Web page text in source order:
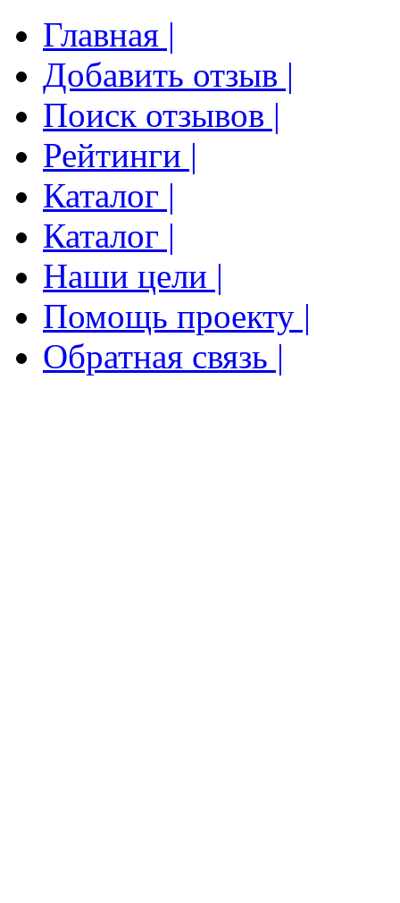
Главная |
Добавить отзыв |
Поиск отзывов |
Рейтинги |
Каталог |
Каталог |
Наши цели |
Помощь проекту |
Обратная связь |